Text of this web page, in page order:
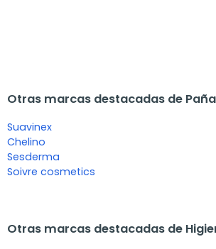
Otras marcas destacadas de
Suavinex
Chelino
Sesderma
Soivre cosmetics
Otras marcas destacadas de